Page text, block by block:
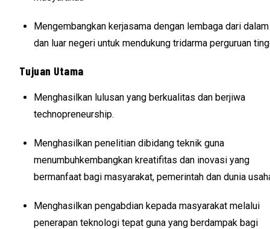
Mengembangkan kerjasama dengan lembaga dari dalam
dan luar negeri untuk mendukung tridarma perguruan
Tujuan Utama
Menghasilkan lulusan yang berkualitas dan berjiwa
technopreneurship.
Menghasilkan penelitian dibidang teknik guna
menumbuhkembangkan kreatifitas dan inovasi yang
bermanfaat bagi masyarakat, pemerintah dan dunia
Menghasilkan pengabdian kepada masyarakat melalui
penerapan teknologi tepat guna yang berdampak bagi